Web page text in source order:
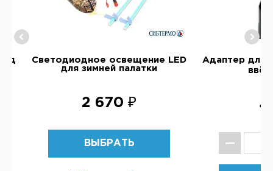
Светодиодное освещение LED
для зимней палатки
2 670 ₽
ВЫБРАТЬ
Адаптер для